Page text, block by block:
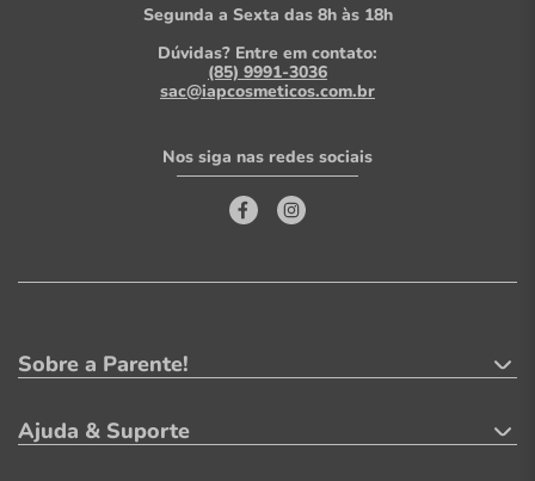
Segunda a Sexta das 8h às 18h
Dúvidas? Entre em contato:
(85) 9991-3036
sac@iapcosmeticos.com.br
Nos siga nas redes sociais
Sobre a Parente!
Ajuda & Suporte